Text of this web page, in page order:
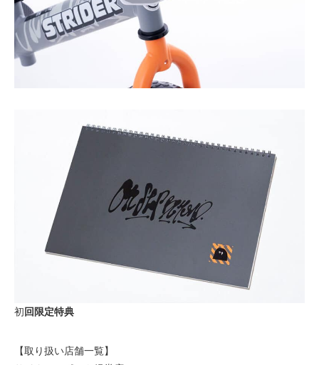
初回限定特典
【取り扱い店舗一覧】